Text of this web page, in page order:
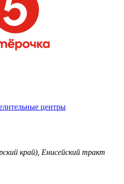
центры
край), Енисейский тракт